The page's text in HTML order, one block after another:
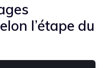
l’étape du